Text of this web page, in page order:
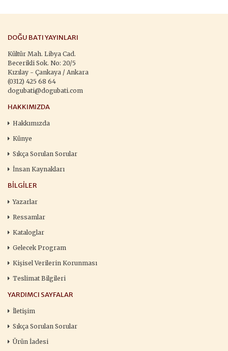
DOĞU BATI YAYINLARI
Kültür Mah. Libya Cad.
Becerikli Sok. No: 20/5
Kızılay - Çankaya / Ankara
(0312) 425 68 64
dogubati@dogubati.com
HAKKIMIZDA
Hakkımızda
Künye
Sıkça Sorulan Sorular
İnsan Kaynakları
BILGILER
Yazarlar
Ressamlar
Kataloglar
Gelecek Program
Kişisel Verilerin Korunması
Teslimat Bilgileri
YARDIMCI SAYFALAR
İletişim
Sıkça Sorulan Sorular
Ürün İadesi